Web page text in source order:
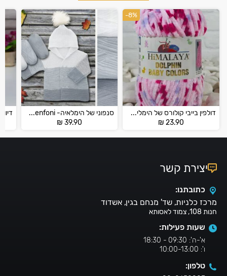
-8%
דולפין בייבי קולורס של הימליה – DOLPHİN BABY COLORS
₪ 23.90
סנפוני של הימלאיה- Himalaya Everyday Senfoni
₪ 39.90
יצירת קשר
כתובתנו:
מרכז כלניות, שד' מנחם בגין, אשדוד
חנות 108, צמוד לאסותא
שעות פעילות:
א'-ה': 09:30 - 18:30
ו': 10:00-13:00
טלפון: